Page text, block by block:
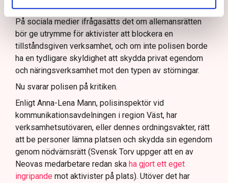
och varnade för att det annars råder ”djungelns lag”.
På sociala medier ifrågasätts det om allemansrätten
bör ge utrymme för aktivister att blockera en
tillståndsgiven verksamhet, och om inte polisen borde
ha en tydligare skyldighet att skydda privat egendom
och näringsverksamhet mot den typen av störningar.
Nu svarar polisen på kritiken.
Enligt Anna-Lena Mann, polisinspektör vid
kommunikationsavdelningen i region Väst, har
verksamhetsutövaren, eller dennes ordningsvakter, rätt
att be personer lämna platsen och skydda sin egendom
genom nödvärnsrätt (Svensk Torv uppger att en av
Neovas medarbetare redan ska ha gjort ett eget
ingripande mot aktivister på plats). Utöver det har